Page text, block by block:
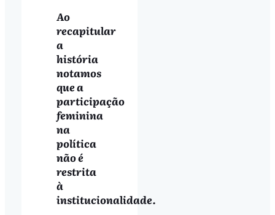
Ao
recapitular
a
história
notamos
que a
participação
feminina
na
política
não é
restrita
à
institucionalidade.